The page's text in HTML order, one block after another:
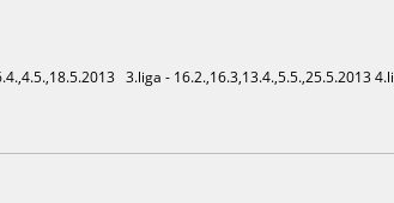
3.liga - 16.2.,16.3,13.4.,5.5.,25.5.2013